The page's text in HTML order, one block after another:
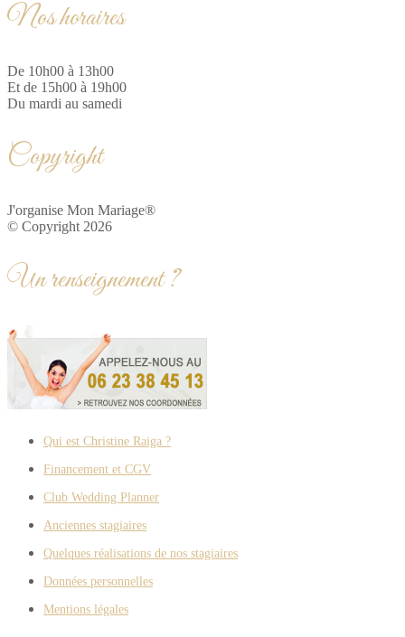
Nos horaires
De 10h00 à 13h00
Et de 15h00 à 19h00
Du mardi au samedi
Copyright
J'organise Mon Mariage®
© Copyright 2026
Un renseignement ?
Qui est Christine Raiga ?
Financement et CGV
Club Wedding Planner
Anciennes stagiaires
Quelques réalisations de nos stagiaires
Données personnelles
Mentions légales